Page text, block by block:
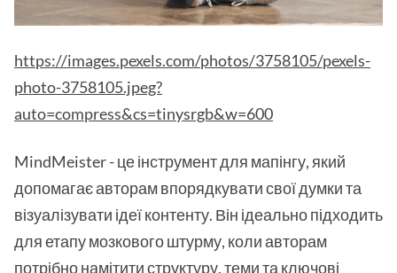
https://images.pexels.com/photos/3758105/pexels-
photo-3758105.jpeg?
auto=compress&cs=tinysrgb&w=600
MindMeister - це інструмент для мапінгу, який
допомагає авторам впорядкувати свої думки та
візуалізувати ідеї контенту. Він ідеально підходить
для етапу мозкового штурму, коли авторам
потрібно намітити структуру, теми та ключові